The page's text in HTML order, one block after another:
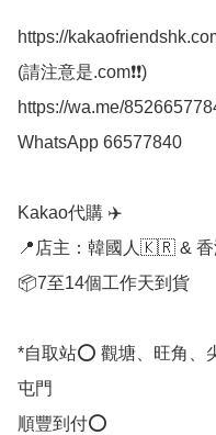
https://
(請注意是.com❗❗)
https://wa.me/
WhatsApp 66577840
Kakao代購 ✈️
📍店主：韓國人🇰🇷 &
📦7至14個工作天到貨
*自取站⭕ 觀塘、旺角、
屯門
順豐到付⭕